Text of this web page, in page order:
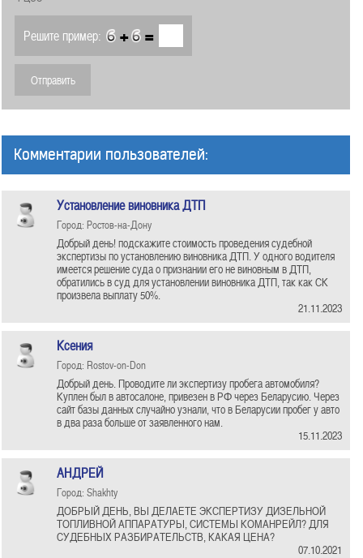
Решите пример: + =
Комментарии пользователей:
Установление виновника ДТП
Город: Ростов-на-Дону
Добрый день! подскажите стоимость проведения судебной
экспертизы по установлению виновника ДТП. У одного водителя
имеется решение суда о признании его не виновным в ДТП,
обратились в суд для установлении виновника ДТП, так как СК
произвела выплату 50%.
21.11.2023
Ксения
Город: Rostov-on-Don
Добрый день. Проводите ли экспертизу пробега автомобиля?
Куплен был в автосалоне, привезен в РФ через Беларусию. Через
сайт базы данных случайно узнали, что в Беларусии пробег у авто
в два раза больше от заявленного нам.
15.11.2023
АНДРЕЙ
Город: Shakhty
ДОБРЫЙ ДЕНЬ, ВЫ ДЕЛАЕТЕ ЭКСПЕРТИЗУ ДИЗЕЛЬНОЙ
ТОПЛИВНОЙ АППАРАТУРЫ, СИСТЕМЫ КОМАНРЕЙЛ? ДЛЯ
СУДЕБНЫХ РАЗБИРАТЕЛЬСТВ, КАКАЯ ЦЕНА?
07.10.2021